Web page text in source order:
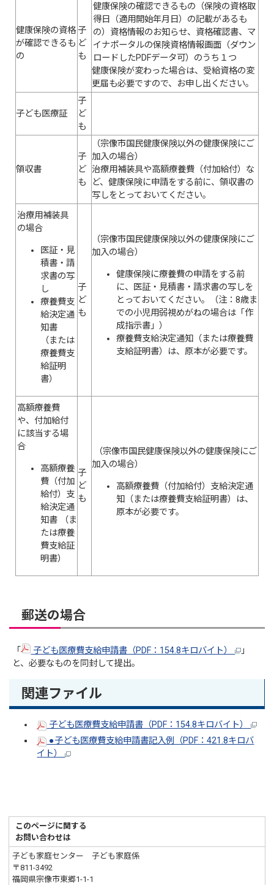
健康保険の資格
が確認できるも
の
子
ど
も
健康保険の確認できるもの（保険の資格取
得日（適用開始年月日）の記載があるも
の）資格情報のお知らせ、資格確認書、マ
イナポータルの保険資格情報画面（ダウン
ロードしたPDFデータ可）のうち１つ
健康保険が変わった場合は、受給資格の変
更届も必要ですので、お申し出ください。
子ども医療証
子
ど
も
領収書
子
ど
も
（宗像市国民健康保険以外の健康保険にご
加入の場合）
治療用補装具や高額療養費（付加給付）な
ど、健康保険に申請をする前に、領収書の
写しをとっておいてください。
治療用補装具
の場合
医証・見
積書・請
求書の写
し
療養費支
給決定通
知書
（または
療養費支
給証明
書）
子
ど
も
（宗像市国民健康保険以外の健康保険にご
加入の場合）
健康保険に療養費の申請をする前
に、医証・見積書・請求書の写しを
とっておいてください。（注：8歳ま
での小児用弱視めがねの場合は「作
成指示書」）
療養費支給決定通知（または療養費
支給証明書）は、原本が必要です。
高額療養費
や、付加給付
に該当する場
合
高額療養
費（付加
給付）支
給決定通
知書 （ま
たは療養
費支給証
明書）
子
ど
も
（宗像市国民健康保険以外の健康保険にご
加入の場合）
高額療養費（付加給付）支給決定通
知（または療養費支給証明書）は、
原本が必要です。
郵送の場合
「 子ども医療費支給申請書（PDF：154.8キロバイト）
」
と、必要なものを同封して提出。
関連ファイル
子ども医療費支給申請書（PDF：154.8キロバイト）
●子ども医療費支給申請書記入例（PDF：421.8キロバ
イト）
このページに関する
お問い合わせは
子ども家庭センター 子ども家庭係
〒811-3492
福岡県宗像市東郷1-1-1